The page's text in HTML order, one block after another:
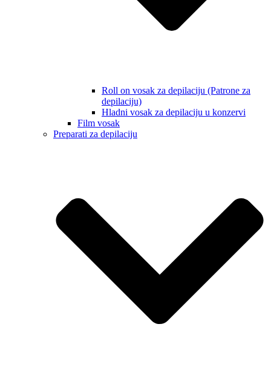
Roll on vosak za depilaciju (Patrone za
depilaciju)
Hladni vosak za depilaciju u konzervi
Film vosak
Preparati za depilaciju